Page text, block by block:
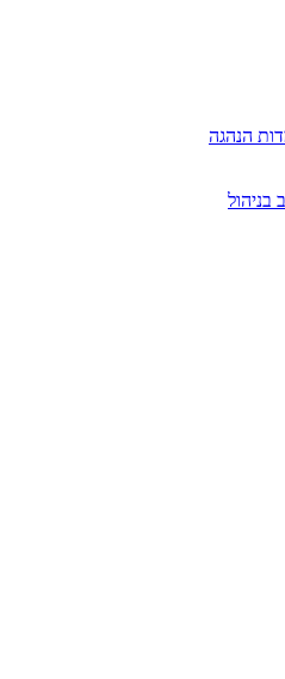
הנהגה